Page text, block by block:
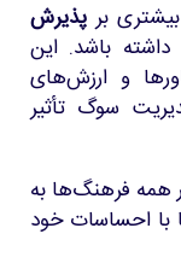
بر پذیرش
باشد. این
و ارزش‌های
سوگ تأثیر
همه فرهنگ‌ها به
با احساسات خود